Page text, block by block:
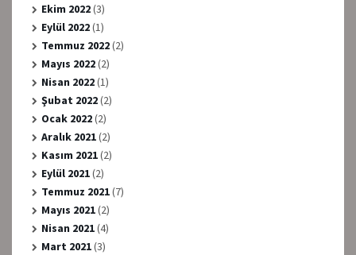
Ekim 2022(3)
Eylül 2022(1)
Temmuz 2022(2)
Mayıs 2022(2)
Nisan 2022(1)
Şubat 2022(2)
Ocak 2022(2)
Aralık 2021(2)
Kasım 2021(2)
Eylül 2021(2)
Temmuz 2021(7)
Mayıs 2021(2)
Nisan 2021(4)
Mart 2021(3)